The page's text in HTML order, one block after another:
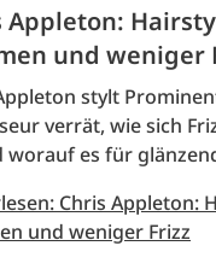
Appleton:
und weniger
stylt
verrät, wie sich
worauf es für
Chris Appleton:
und weniger Frizz